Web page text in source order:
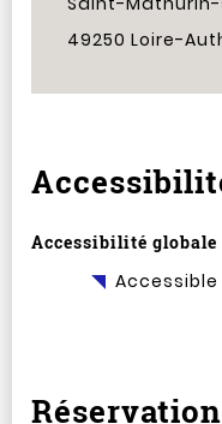
49250 Loire-
Accessibilité globale
Accessible
Réservation